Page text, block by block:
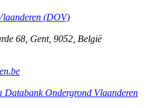
(DOV)
68 Gent, 9052 België
Databank Ondergrond Vlaanderen